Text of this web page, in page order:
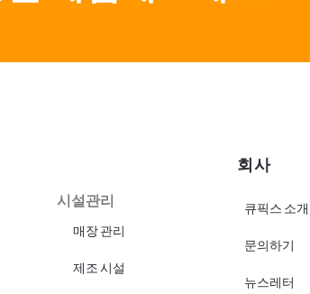
시설관리
매장 관리
제조 시설
회사
큐픽스 소개
문의하기
뉴스레터